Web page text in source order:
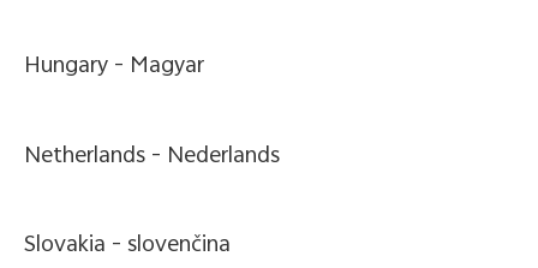
Hungary - Magyar
Netherlands - Nederlands
Slovakia -slovenčina